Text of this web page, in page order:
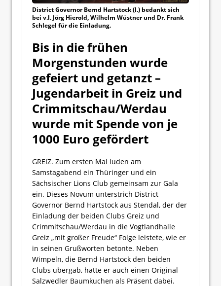
District Governor Bernd Hartstock (l.) bedankt sich
bei v.l. Jörg Hierold, Wilhelm Wüstner und Dr. Frank
Schlegel für die Einladung.
Bis in die frühen
Morgenstunden wurde
gefeiert und getanzt –
Jugendarbeit in Greiz und
Crimmitschau/Werdau
wurde mit Spende von je
1000 Euro gefördert
GREIZ. Zum ersten Mal luden am
Samstagabend ein Thüringer und ein
Sächsischer Lions Club gemeinsam zur Gala
ein. Dieses Novum unterstrich District
Governor Bernd Hartstock aus Stendal, der der
Einladung der beiden Clubs Greiz und
Crimmitschau/Werdau in die Vogtlandhalle
Greiz „mit großer Freude“ Folge leistete, wie er
in seinen Grußworten betonte. Neben
Wimpeln, die Bernd Hartstock den beiden
Clubs übergab, hatte er auch einen Original
Salzwedler Baumkuchen als Präsent dabei.